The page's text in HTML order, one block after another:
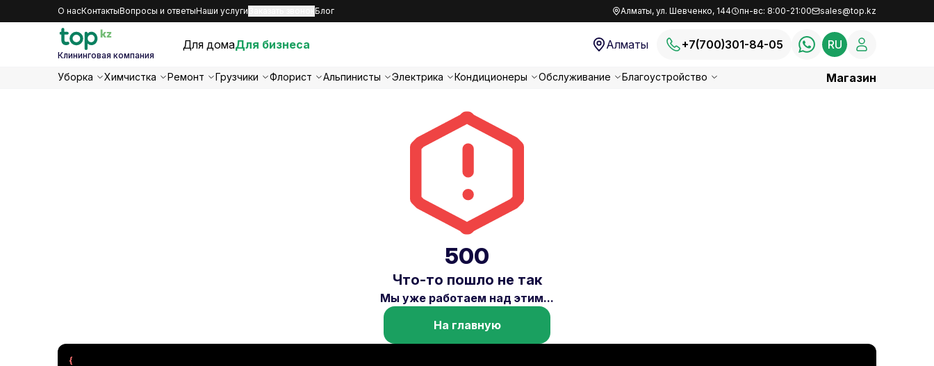
О насКонтактыВопросы и ответыНаши услуги Блог Алматы, ул. Шевченко, 144 пн-вс: 8:00-21:00 sales@top.kz
Клининговая компания
Для домаДля бизнеса Алматы +7(700)301-84-05 RU
Уборка Химчистка Ремонт Грузчики Флорист Альпинисты Электрика Кондиционеры Обслуживание Благоустройство Магазин
500
Что-то пошло не так
Мы уже работаем над этим...
На главную
{